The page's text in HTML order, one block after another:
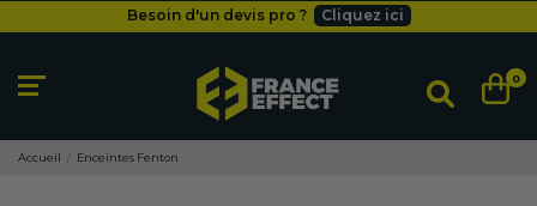
Besoin d'un devis pro ?
Cliquez ici
Besoin d'un devis pro ? Cliquez ici
Livraison gratuite dès 49
0
Accueil Enceintes Fenton